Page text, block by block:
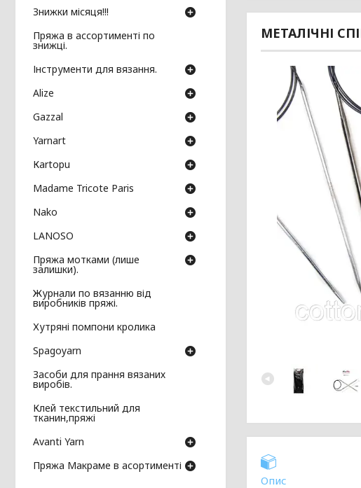
МЕТАЛІЧНІ
Опис
Знижки місяця!!!
Пряжа в ассортименті по
знижці.
Інструменти для вязання.
Аlize
Gazzal
Yarnart
Кartopu
Madame Tricote Paris
Nako
LANOSO
Пряжа мотками (лише
залишки).
Журнали по вязанню від
виробників пряжі.
Хутряні помпони кролика
Spagoyarn
Засоби для прання вязаних
виробів.
Клей текстильний для
тканин,пряжі
Avanti Yarn
Пряжа Макраме в асортименті